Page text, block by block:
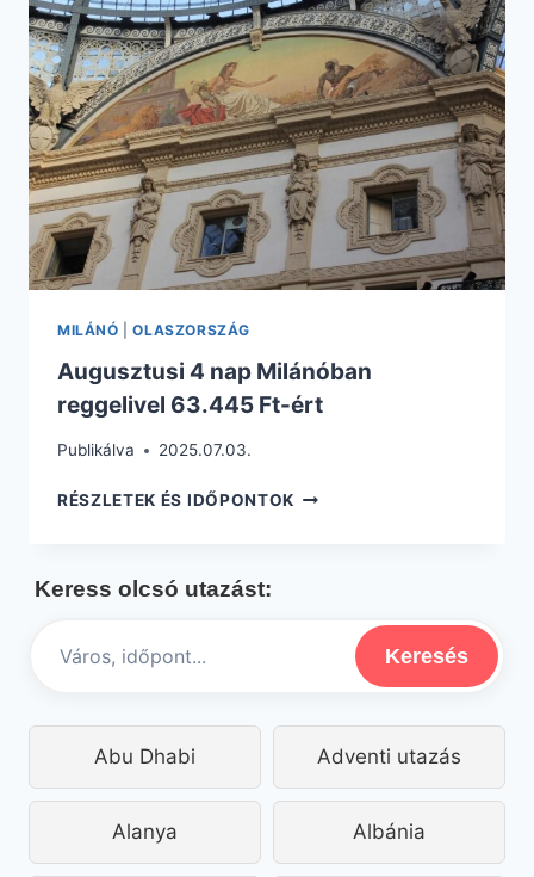
42.700
FT.
REPÜLŐVEL
+
HOTEL
REGGELIVEL
MILÁNÓ |OLASZORSZÁG
Augusztusi 4 nap Milánóban
reggelivel 63.445 Ft-ért
Publikálva 2025.07.03.
RÉSZLETEK ÉS IDŐPONTOK AUGUSZTUSI
Keress olcsó utazást:
Keresés
Abu Dhabi Adventi utazás
Alanya Albánia